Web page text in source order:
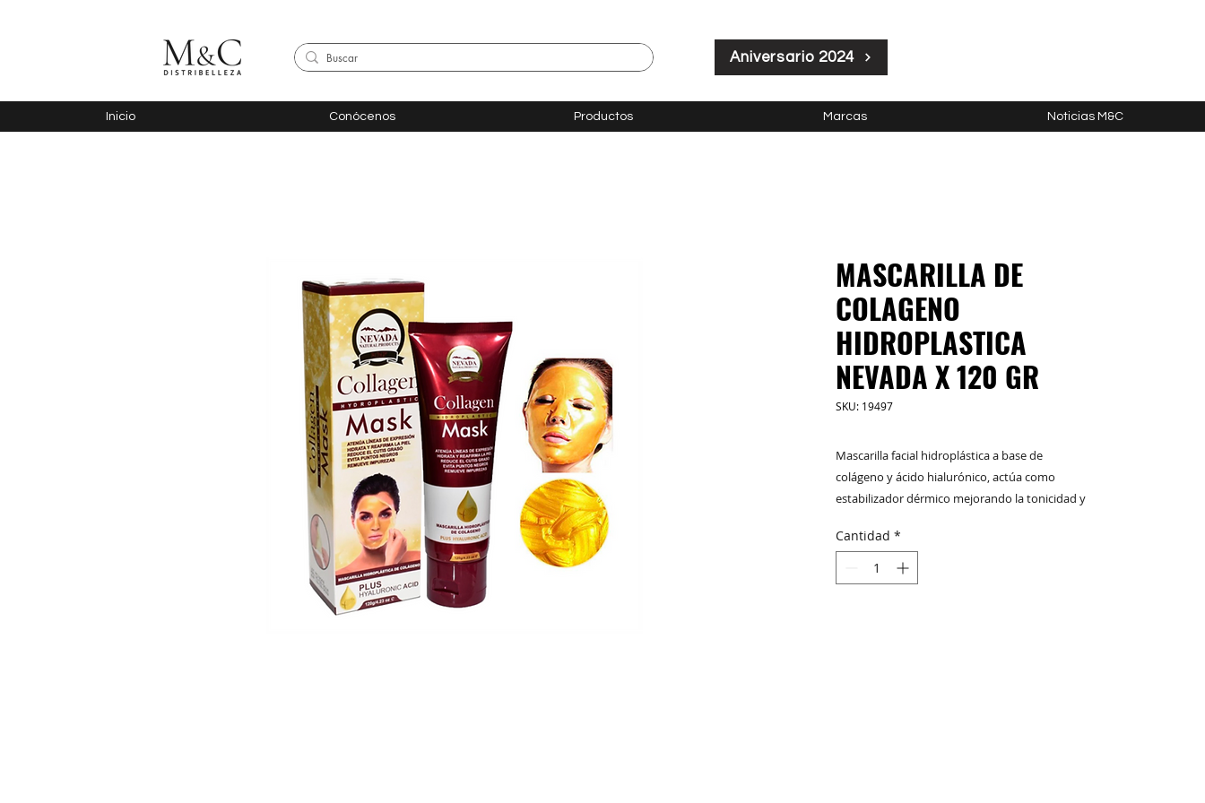
Aniversario 2024
Inicio Conócenos Productos Marcas Noticias M&C
MASCARILLA DE
COLAGENO
HIDROPLASTICA
NEVADA X 120 GR
SKU: 19497
Mascarilla facial hidroplástica a base de
colágeno y ácido hialurónico, actúa como
estabilizador dérmico mejorando la tonicidad y
atenúa las finas líneas de expresión, ayuda a
absorber la grasa superficial de la piel y
remueve impurezas. Ideal para todo tipo de
Cantidad *